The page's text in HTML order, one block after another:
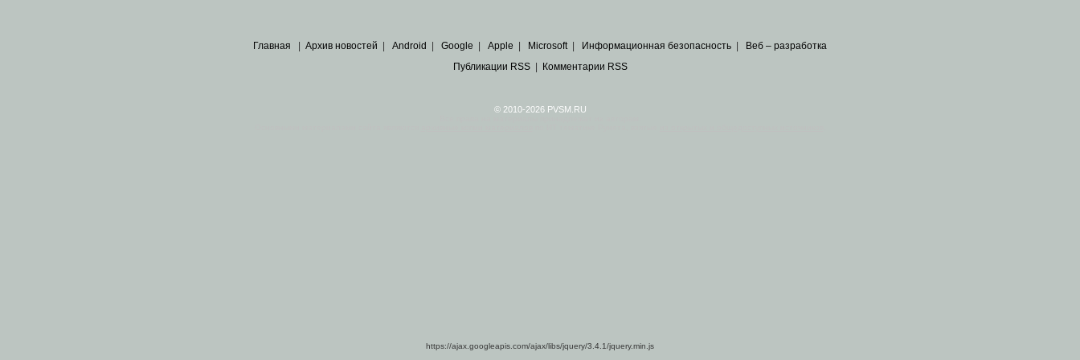
Главная | Архив новостей | Android | Google | Apple | Microsoft | Информационная безопасность | Веб – разработка
Публикации RSS| Комментарии RSS
© 2010-2026 PVSM.RU
https://ajax.googleapis.com/ajax/libs/jquery/3.4.1/jquery.min.js